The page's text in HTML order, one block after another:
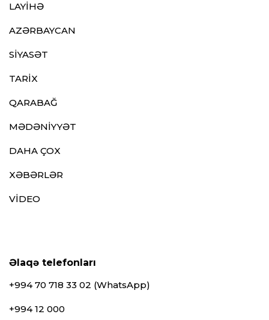
LAYİHƏ
AZƏRBAYCAN
SİYASƏT
TARİX
QARABAĞ
MƏDƏNİYYƏT
DAHA ÇOX
XƏBƏRLƏR
VİDEO
Əlaqə telefonları
+994 70 718 33 02 (WhatsApp)
+994 12 000